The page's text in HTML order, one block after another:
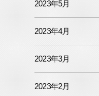
2023年5月
2023年4月
2023年3月
2023年2月